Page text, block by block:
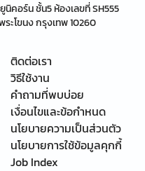
นิคอร์น ชั้น5 ห้องเลขที่ SH555
ะโขนง กรุงเทพ 10260
ติดต่อเรา
วิธีใช้งาน
คำถามที่พบบ่อย
เงื่อนไขและข้อกำหนด
นโยบายความเป็นส่วนตัว
นโยบายการใช้ข้อมูลคุกกี้
Job Index